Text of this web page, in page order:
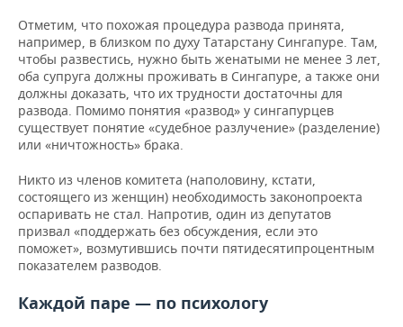
Отметим, что похожая процедура развода принята,
например, в близком по духу Татарстану Сингапуре. Там,
чтобы развестись, нужно быть женатыми не менее 3 лет,
оба супруга должны проживать в Сингапуре, а также они
должны доказать, что их трудности достаточны для
развода. Помимо понятия «развод» у сингапурцев
существует понятие «судебное разлучение» (разделение)
или «ничтожность» брака.
Никто из членов комитета (наполовину, кстати,
состоящего из женщин) необходимость законопроекта
оспаривать не стал. Напротив, один из депутатов
призвал «поддержать без обсуждения, если это
поможет», возмутившись почти пятидесятипроцентным
показателем разводов.
Каждой паре — по психологу